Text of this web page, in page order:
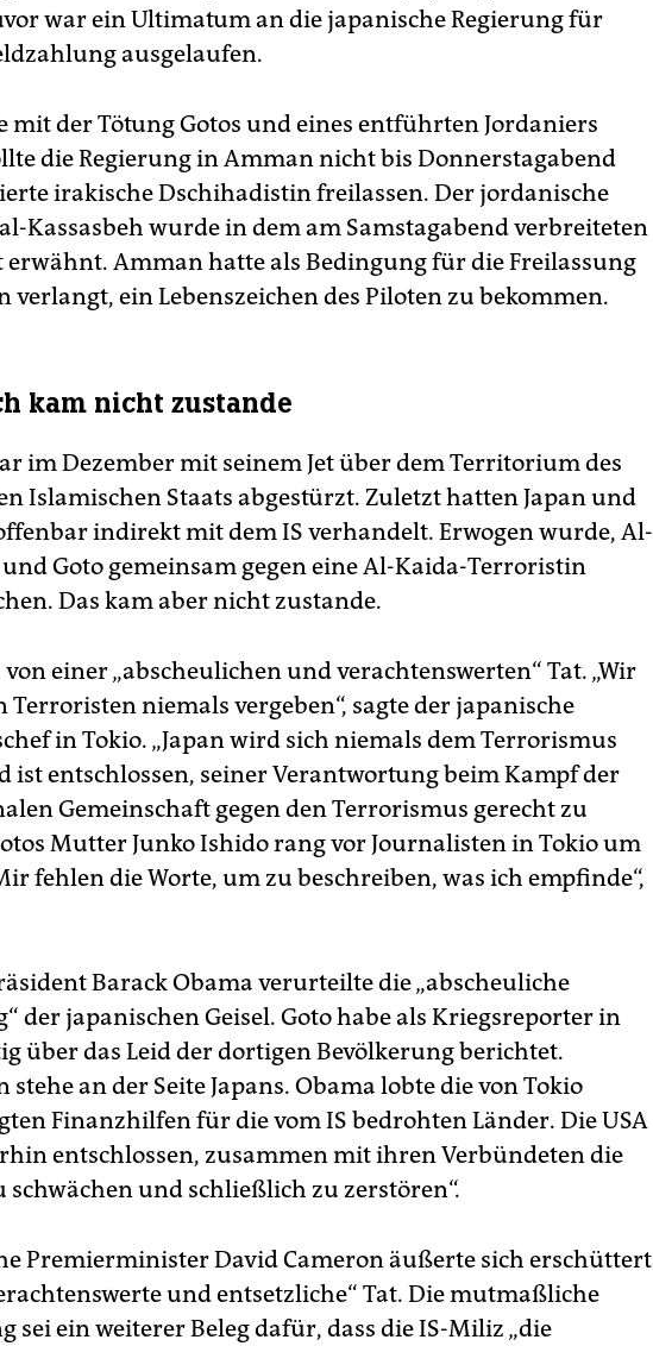
war ein Ultimatum an die japanische Regierung für
ausgelaufen.
mit der Tötung Gotos und eines entführten Jordaniers
die Regierung in Amman nicht bis Donnerstagabend
irakische Dschihadistin freilassen. Der jordanische
Kassasbeh wurde in dem am Samstagabend verbreiteten
erwähnt. Amman hatte als Bedingung für die Freilassung
verlangt, ein Lebenszeichen des Piloten zu bekommen.
kam nicht zustande
im Dezember mit seinem Jet über dem Territorium des
Islamischen Staats abgestürzt. Zuletzt hatten Japan und
indirekt mit dem IS verhandelt. Erwogen wurde, Al-
und Goto gemeinsam gegen eine Al-Kaida-Terroristin
Das kam aber nicht zustande.
einer „abscheulichen und verachtenswerten“ Tat. „Wir
Terroristen niemals vergeben“, sagte der japanische
in Tokio. „Japan wird sich niemals dem Terrorismus
ist entschlossen, seiner Verantwortung beim Kampf der
Gemeinschaft gegen den Terrorismus gerecht zu
Mutter Junko Ishido rang vor Journalisten in Tokio um
fehlen die Worte, um zu beschreiben, was ich empfinde“,
Barack Obama verurteilte die „abscheuliche
der japanischen Geisel. Goto habe als Kriegsreporter in
über das Leid der dortigen Bevölkerung berichtet.
stehe an der Seite Japans. Obama lobte die von Tokio
Finanzhilfen für die vom IS bedrohten Länder. Die USA
entschlossen, zusammen mit ihren Verbündeten die
schwächen und schließlich zu zerstören“.
Premierminister David Cameron äußerte sich erschüttert
und entsetzliche“ Tat. Die mutmaßliche
sei ein weiterer Beleg dafür, dass die IS-Miliz „die